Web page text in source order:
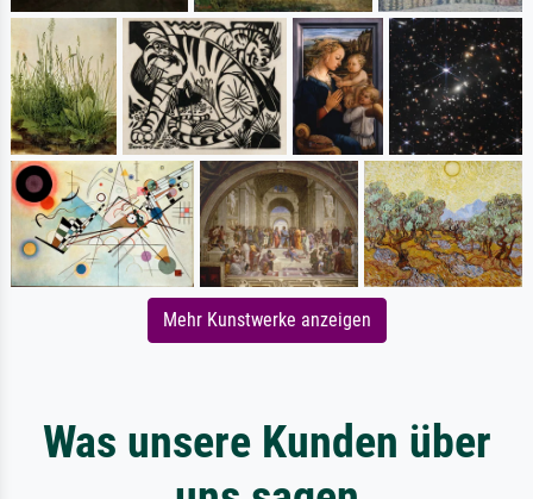
Mehr Kunstwerke anzeigen
Was unsere Kunden über